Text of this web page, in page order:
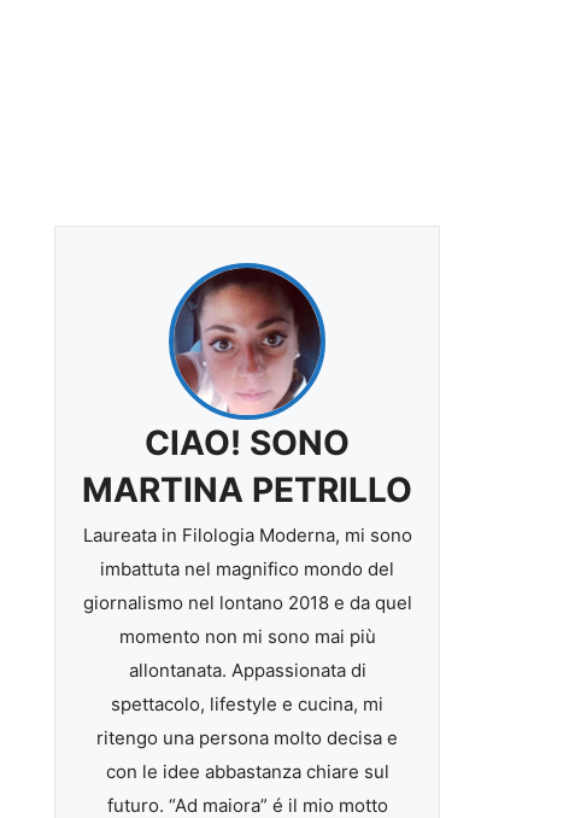
CIAO! SONO
MARTINA PETRILLO
Laureata in Filologia Moderna, mi sono
imbattuta nel magnifico mondo del
giornalismo nel lontano 2018 e da quel
momento non mi sono mai più
allontanata. Appassionata di
spettacolo, lifestyle e cucina, mi
ritengo una persona molto decisa e
con le idee abbastanza chiare sul
futuro. “Ad maiora” é il mio motto